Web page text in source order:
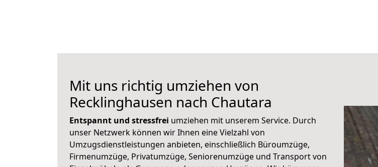
Mit uns richtig umziehen von
Recklinghausen nach Chautara
Entspannt und stressfrei umziehen mit unserem Service. Durch
unser Netzwerk können wir Ihnen eine Vielzahl von
Umzugsdienstleistungen anbieten, einschließlich Büroumzüge,
Firmenumzüge, Privatumzüge, Seniorenumzüge und Transport von